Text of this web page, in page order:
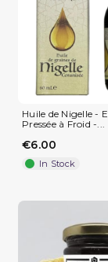
Huile de Nigelle -
Pressée à Froid -...
€6.00
In Stock